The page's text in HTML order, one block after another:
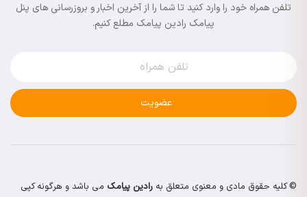
تلفن همراه خود را وارد کنید تا شما را از آخرین اخبار و بروزرسانی های پنل
پیامک رادین پیامک مطلع کنیم.
عضویت
© کلیه حقوق مادی و معنوی متعلق به رادین پیامک می باشد و هرگونه کپی